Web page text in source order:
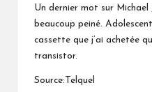
Un dernier mot sur Michael
beaucoup peiné.
cassette que j’ai achetée
transistor.
Source:Telquel